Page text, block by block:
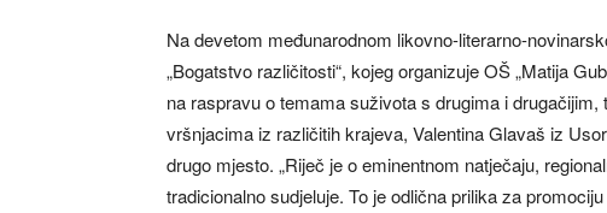
Na devetom međunarodnom likovno-literarno-
„Bogatstvo različitosti“, kojeg organizuje OŠ „Matija
na raspravu o temama suživota s drugima i
vršnjacima iz različitih krajeva, Valentina Glavaš iz
drugo mjesto. „Riječ je o eminentnom natječaju,
tradicionalno sudjeluje. To je odlična prilika za